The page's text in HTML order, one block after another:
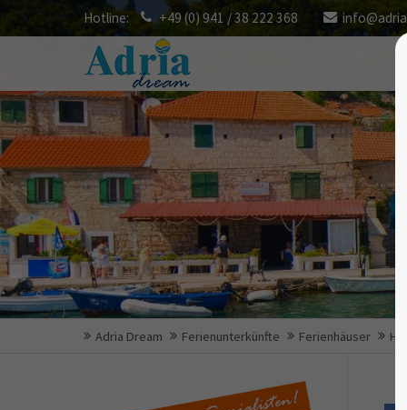
Hotline: +49 (0) 941 / 38 222 368
Adria Dream Ferienunterkünfte Ferienhäuser